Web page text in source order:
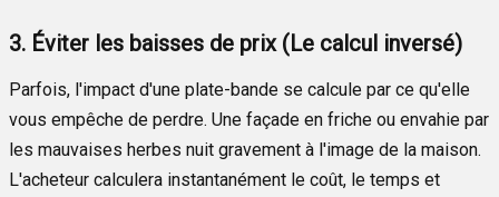
3. Éviter les baisses de prix (Le calcul inversé)
Parfois, l'impact d'une plate-bande se calcule par ce qu'elle
vous empêche de perdre. Une façade en friche ou envahie par
les mauvaises herbes nuit gravement à l'image de la maison.
L'acheteur calculera instantanément le coût, le temps et